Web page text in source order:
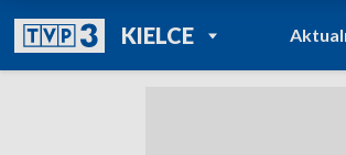
KIELCEPOWRÓT DO
TVP REGIONY